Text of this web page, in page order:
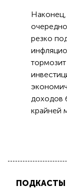
Наконец,
резко
доходов
крайней
ПОДКАСТЫ